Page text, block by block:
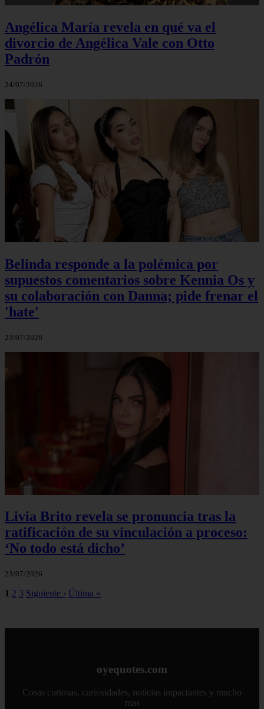
Angélica María revela en qué va el
divorcio de Angélica Vale con Otto
Padrón
24/07/2026
Belinda responde a la polémica por
supuestos comentarios sobre Kennia Os y
su colaboración con Danna; pide frenar el
'hate'
23/07/2026
Livia Brito revela se pronuncia tras la
ratificación de su vinculación a proceso:
‘No todo está dicho’
23/07/2026
1 2 3 Siguiente › Última »
oyequotes.com
Cosas curiosas, curiosidades, noticias impactantes y mucho
mas